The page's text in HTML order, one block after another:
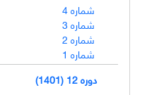
شماره 4
شماره 3
شماره 2
شماره 1
دوره 12 (1401)